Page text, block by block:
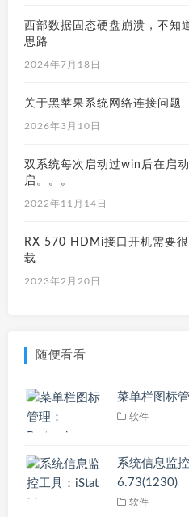
西部数据固态硬盘崩溃，不知
思路
2024年7月18日
关于黑苹果系统网络连接问题
2026年3月10日
双系统每次启动过win后在启
启。。。
2022年11月14日
RX 570 HDMi接口开机需要
载
2023年2月20日
随便看看
菜单栏图标
软件
系统信息监
6.73(1230)
软件